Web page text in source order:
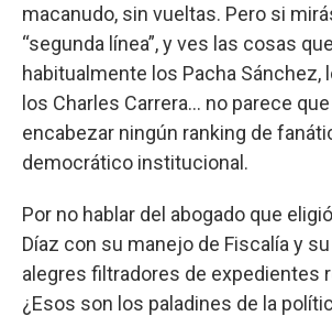
macanudo, sin vueltas. Pero si
“segunda línea”, y ves las cosas
habitualmente los Pacha Sánchez,
los Charles Carrera... no parece
encabezar ningún ranking de
democrático institucional.
Por no hablar del abogado que
Díaz con su manejo de Fiscalía y
alegres filtradores de expedientes
¿Esos son los paladines de la